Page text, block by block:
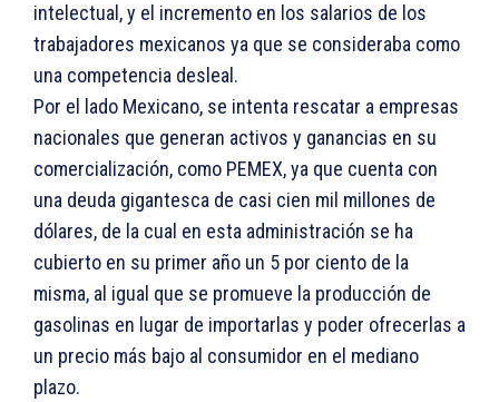
intelectual, y el incremento en los salarios de los
trabajadores mexicanos ya que se consideraba como
una competencia desleal.
Por el lado Mexicano, se intenta rescatar a empresas
nacionales que generan activos y ganancias en su
comercialización, como PEMEX, ya que cuenta con
una deuda gigantesca de casi cien mil millones de
dólares, de la cual en esta administración se ha
cubierto en su primer año un 5 por ciento de la
misma, al igual que se promueve la producción de
gasolinas en lugar de importarlas y poder ofrecerlas a
un precio más bajo al consumidor en el mediano
plazo.